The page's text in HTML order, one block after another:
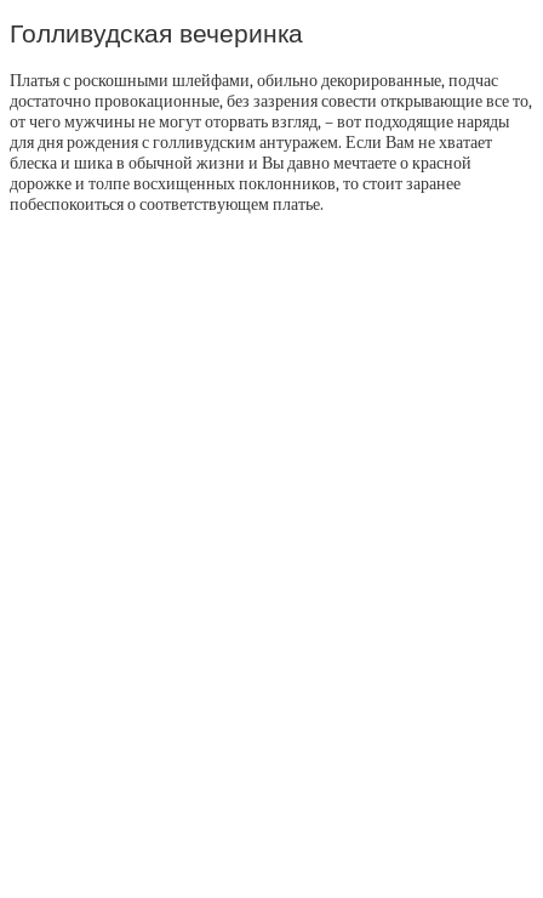
Голливудская вечеринка
Платья с роскошными шлейфами, обильно декорированные, подчас
достаточно провокационные, без зазрения совести открывающие все то,
от чего мужчины не могут оторвать взгляд, – вот подходящие наряды
для дня рождения с голливудским антуражем. Если Вам не хватает
блеска и шика в обычной жизни и Вы давно мечтаете о красной
дорожке и толпе восхищенных поклонников, то стоит заранее
побеспокоиться о соответствующем платье.